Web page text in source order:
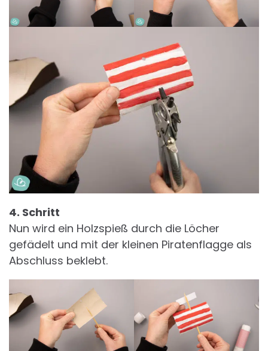
4. Schritt
Nun wird ein Holzspieß durch die Löcher
gefädelt und mit der kleinen Piratenflagge als
Abschluss beklebt.